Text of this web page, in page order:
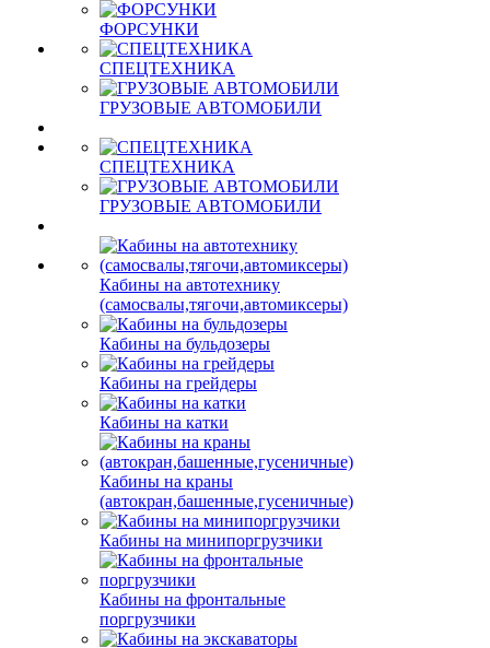
ФОРСУНКИ
СПЕЦТЕХНИКА
ГРУЗОВЫЕ АВТОМОБИЛИ
СПЕЦТЕХНИКА
ГРУЗОВЫЕ АВТОМОБИЛИ
Кабины на автотехнику
(самосвалы,тягочи,автомиксеры)
Кабины на бульдозеры
Кабины на грейдеры
Кабины на катки
Кабины на краны
(автокран,башенные,гусеничные)
Кабины на минипоргрузчики
Кабины на фронтальные
поргрузчики